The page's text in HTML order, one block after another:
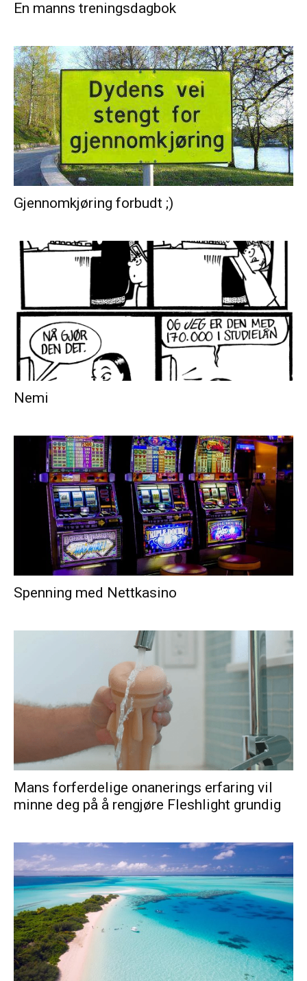
En manns treningsdagbok
Gjennomkjøring forbudt ;)
Nemi
Spenning med Nettkasino
Mans forferdelige onanerings erfaring vil
minne deg på å rengjøre Fleshlight grundig